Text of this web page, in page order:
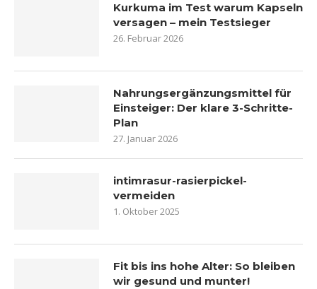
Kurkuma im Test warum Kapseln
versagen – mein Testsieger
26. Februar 2026
Nahrungsergänzungsmittel für
Einsteiger: Der klare 3-Schritte-
Plan
27. Januar 2026
intimrasur-rasierpickel-
vermeiden
1. Oktober 2025
Fit bis ins hohe Alter: So bleiben
wir gesund und munter!